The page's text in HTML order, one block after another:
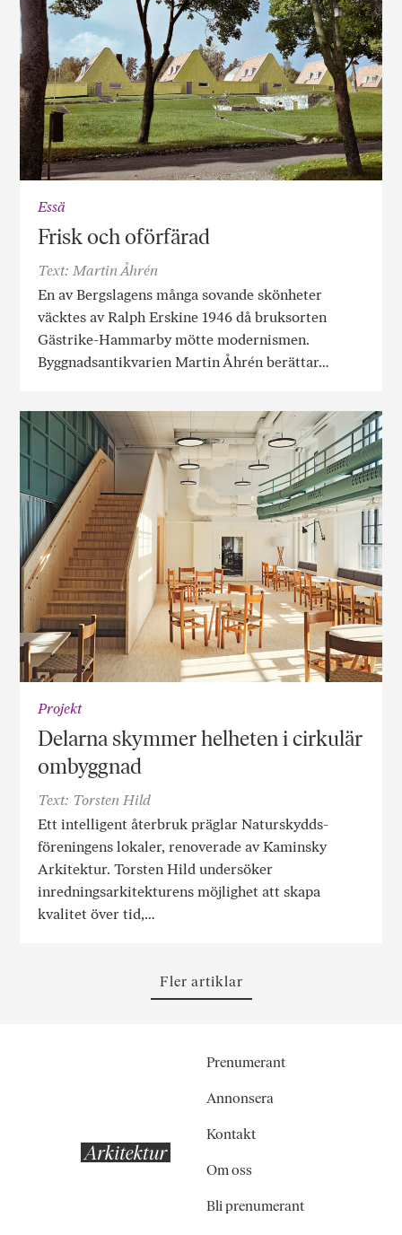
Essä
Frisk och oförfärad
Text: Martin Åhrén
En av Bergslagens många sovande skönheter
väcktes av Ralph Erskine 1946 då bruksorten
Gästrike-Hammarby mötte modernismen.
Byggnadsantikvarien Martin Åhrén berättar…
Projekt
Delarna skymmer helheten i cirkulär
ombyggnad
Text: Torsten Hild
Ett intelligent återbruk präglar Naturskydds­
föreningens lokaler, renoverade av Kaminsky
Arkitektur. Torsten Hild undersöker
inredningsarkitekturens möjlighet att skapa
kvalitet över tid,…
Fler artiklar
Prenumerant
Annonsera
Kontakt
Om oss
Bli prenumerant